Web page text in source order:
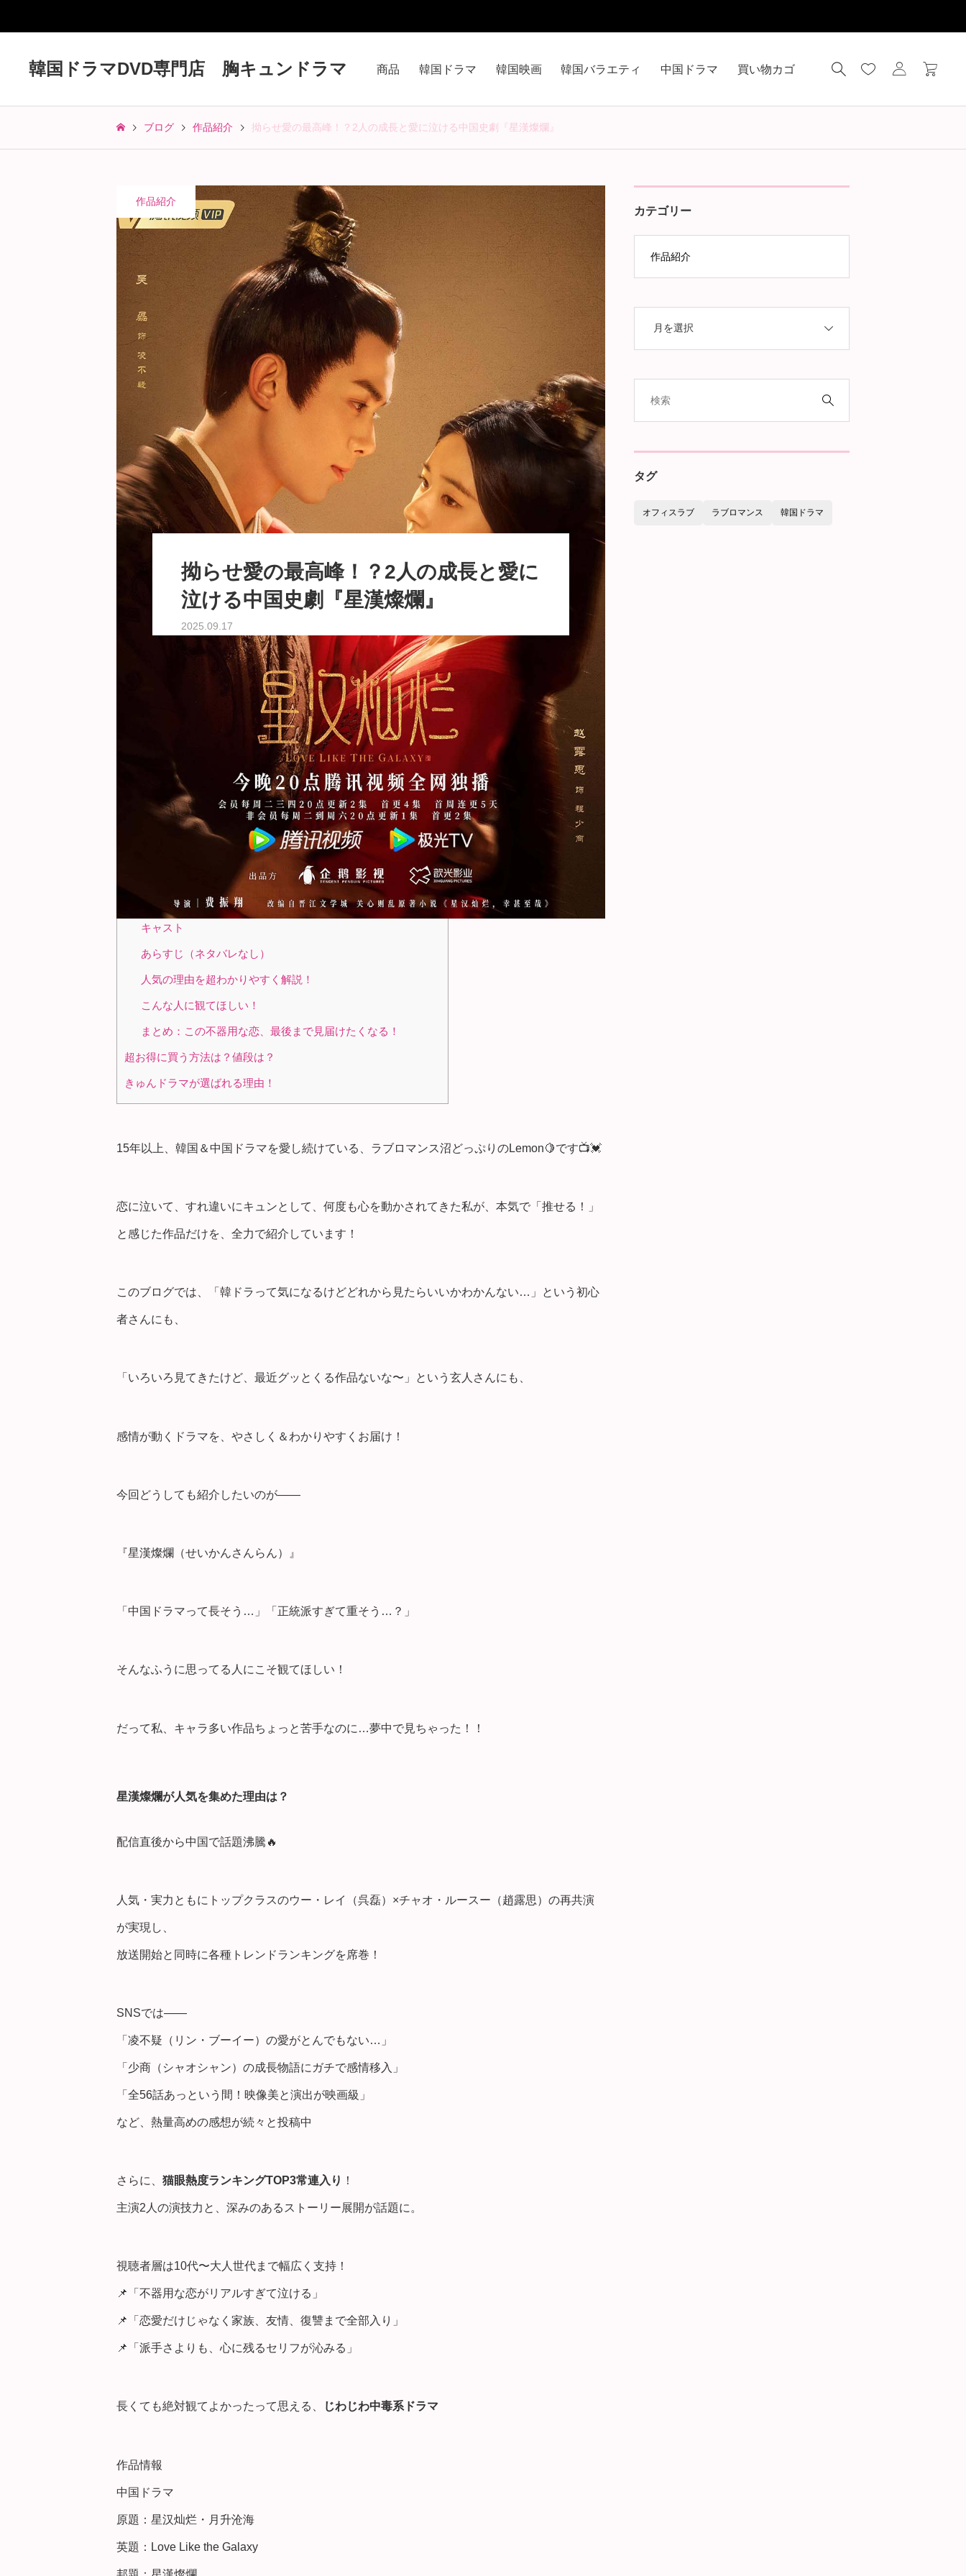
韓国ドラマDVD専門店 胸キュンドラマ 商品 韓国ドラマ 韓国映画 韓国バラエティ 中国ドラマ 買い物カゴ
ブログ 作品紹介 拗らせ愛の最高峰！？2人の成長と愛に泣ける中国史劇『星漢燦爛』
作品紹介
拗らせ愛の最高峰！？2人の成長と愛に
泣ける中国史劇『星漢燦爛』
2025.09.17
目次 [hide]
星漢燦爛が人気を集めた理由は？
① 最初は全然うまくいかない、でも…そこがイイ！
② 無愛想×ひたむき＝ギャップがずるい！
③ 守られるだけじゃない、支え合う関係が尊い
④ 「あの目線、あの間」…台詞よりも伝わる想いにキュン
⑤ 背景や映像がロマンスを引き立てすぎて反則
視聴者の反応
キャスト
あらすじ（ネタバレなし）
人気の理由を超わかりやすく解説！
こんな人に観てほしい！
まとめ：この不器用な恋、最後まで見届けたくなる！
超お得に買う方法は？値段は？
きゅんドラマが選ばれる理由！
15年以上、韓国＆中国ドラマを愛し続けている、ラブロマンス沼どっぷりのLemon🍋です📺💓
恋に泣いて、すれ違いにキュンとして、何度も心を動かされてきた私が、本気で「推せる！」
と感じた作品だけを、全力で紹介しています！
このブログでは、「韓ドラって気になるけどどれから見たらいいかわかんない…」という初心
者さんにも、
「いろいろ見てきたけど、最近グッとくる作品ないな〜」という玄人さんにも、
感情が動くドラマを、やさしく＆わかりやすくお届け！
今回どうしても紹介したいのが――
『星漢燦爛（せいかんさんらん）』
「中国ドラマって長そう…」「正統派すぎて重そう…？」
そんなふうに思ってる人にこそ観てほしい！
だって私、キャラ多い作品ちょっと苦手なのに…夢中で見ちゃった！！
星漢燦爛が人気を集めた理由は？
配信直後から中国で話題沸騰🔥
人気・実力ともにトップクラスのウー・レイ（呉磊）×チャオ・ルースー（趙露思）の再共演
が実現し、
放送開始と同時に各種トレンドランキングを席巻！
SNSでは――
「凌不疑（リン・ブーイー）の愛がとんでもない…」
「少商（シャオシャン）の成長物語にガチで感情移入」
「全56話あっという間！映像美と演出が映画級」
など、熱量高めの感想が続々と投稿中
さらに、 猫眼熱度ランキングTOP3常連入り ！
主演2人の演技力と、深みのあるストーリー展開が話題に。
視聴者層は10代〜大人世代まで幅広く支持！
📌「不器用な恋がリアルすぎて泣ける」
📌「恋愛だけじゃなく家族、友情、復讐まで全部入り」
📌「派手さよりも、心に残るセリフが沁みる」
長くても絶対観てよかったって思える、 じわじわ中毒系ドラマ
作品情報
中国ドラマ
原題：星汉灿烂・月升沧海
英題：Love Like the Galaxy
カテゴリー
作品紹介
タグ
オフィスラブ ラブロマンス 韓国ドラマ